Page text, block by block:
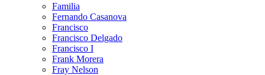
Familia
Fernando Casanova
Francisco
Francisco Delgado
Francisco I
Frank Morera
Fray Nelson